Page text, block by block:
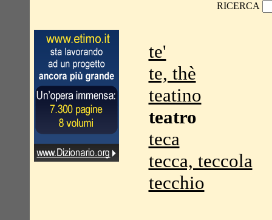
RICERCA
te'
te, thè
teatino
teatro
teca
tecca, teccola
tecchio